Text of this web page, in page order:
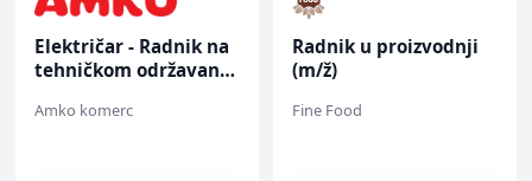
Električar - Radnik na
tehničkom održavanju
Amko komerc
Radnik u proizvodnji
(m/ž)
Fine Food